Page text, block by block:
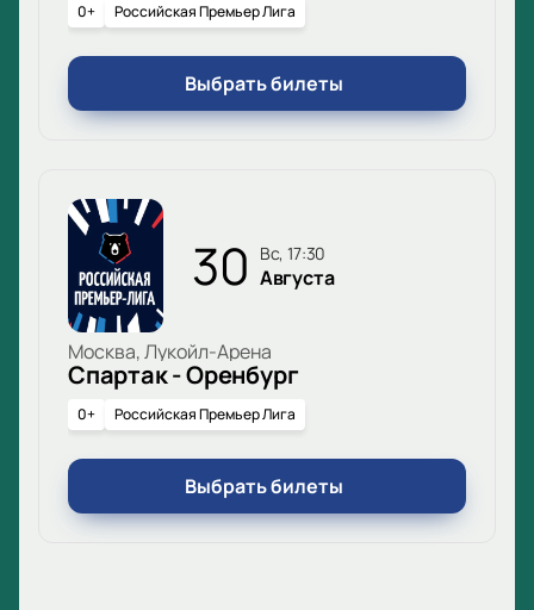
0+ Российская Премьер Лига
Выбрать билеты
30 вс, 17:30
Августа
Москва, Лукойл-Арена
Спартак - Оренбург
0+ Российская Премьер Лига
Выбрать билеты